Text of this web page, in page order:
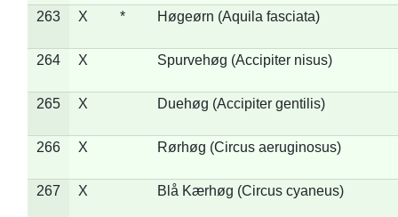
263 X * Høgeørn (Aquila fasciata)
264 X Spurvehøg (Accipiter nisus)
265 X Duehøg (Accipiter gentilis)
266 X Rørhøg (Circus aeruginosus)
267 X Blå Kærhøg (Circus cyaneus)